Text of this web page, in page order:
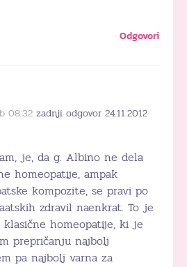
Odgovori
08:32 zadnji odgovor 24.11.2012
je, da g. Albino ne dela
homeopatije, ampak
kompozite, se pravi po
zdravil naenkrat. To je
homeopatije, ki je
prepričanju najbolj
pa najbolj varna za